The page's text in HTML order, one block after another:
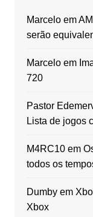
Marceloem
serão
Marceloem
720
Pastor
Lista de jogos
M4RC10em
todos os
Dumbyem
Xbox